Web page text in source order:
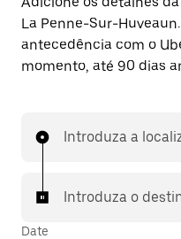
La Penne-Sur-
antecedência com o
momento, até 90 dias
Introduza a
Introduza o
Date